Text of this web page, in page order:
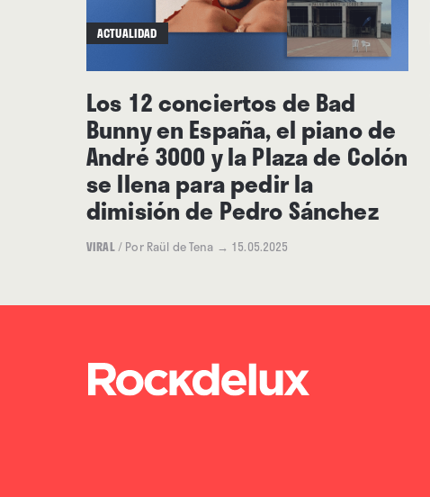
ACTUALIDAD
Los 12 conciertos de Bad
Bunny en España, el piano de
André 3000 y la Plaza de Colón
se llena para pedir la
dimisión de Pedro Sánchez
VIRAL/ Por Raül de Tena → 15.05.2025